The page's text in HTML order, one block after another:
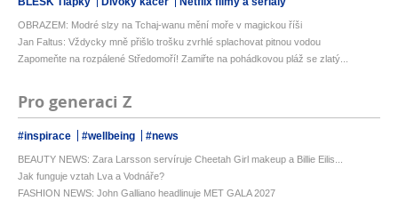
OBRAZEM: Modré slzy na Tchaj-wanu mění moře v magickou říši
Jan Faltus: Vždycky mně přišlo trošku zvrhlé splachovat pitnou vodou
Zapomeňte na rozpálené Středomoří! Zamiřte na pohádkovou pláž se zlatý...
Pro generaci Z
#inspirace #wellbeing #news
BEAUTY NEWS: Zara Larsson servíruje Cheetah Girl makeup a Billie Eilis...
Jak funguje vztah Lva a Vodnáře?
FASHION NEWS: John Galliano headlinuje MET GALA 2027